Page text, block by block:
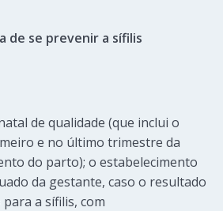
de se prevenir a sífilis
de qualidade (que inclui o
e no último trimestre da
do parto); o estabelecimento
da gestante, caso o resultado
a sífilis, com